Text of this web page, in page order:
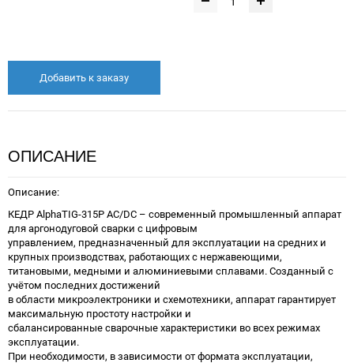
Добавить к заказу
ОПИСАНИЕ
Описание:
КЕДР AlphaTIG-315P AC/DC – современный промышленный аппарат
для аргонодуговой сварки с цифровым
управлением, предназначенный для эксплуатации на средних и
крупных производствах, работающих с нержавеющими,
титановыми, медными и алюминиевыми сплавами. Созданный с
учётом последних достижений
в области микроэлектроники и схемотехники, аппарат гарантирует
максимальную простоту настройки и
сбалансированные сварочные характеристики во всех режимах
эксплуатации.
При необходимости, в зависимости от формата эксплуатации,